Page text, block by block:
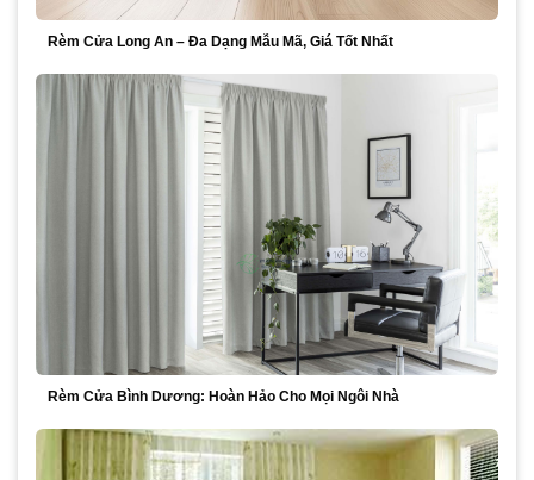
Rèm Cửa Long An – Đa Dạng Mẫu Mã, Giá Tốt Nhất
Rèm Cửa Bình Dương: Hoàn Hảo Cho Mọi Ngôi Nhà